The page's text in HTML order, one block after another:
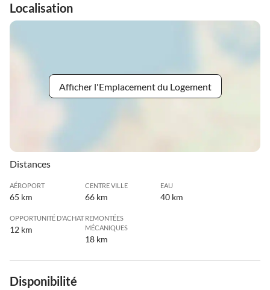
Localisation
Afficher l'Emplacement du Logement
Distances
AÉROPORT
65 km
CENTRE VILLE
66 km
EAU
40 km
OPPORTUNITÉ D'ACHAT
12 km
REMONTÉES
MÉCANIQUES
18 km
Disponibilité